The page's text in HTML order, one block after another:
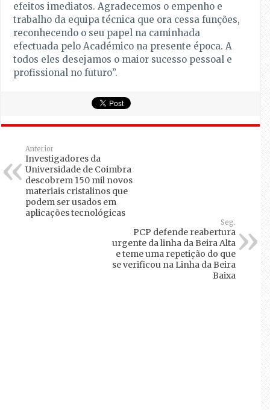
efeitos imediatos. Agradecemos o empenho e
trabalho da equipa técnica que ora cessa funções,
reconhecendo o seu papel na caminhada
efectuada pelo Académico na presente época. A
todos eles desejamos o maior sucesso pessoal e
profissional no futuro”.
Anterior
Investigadores da
Universidade de Coimbra
descobrem 150 mil novos
materiais cristalinos que
podem ser usados em
aplicações tecnológicas
Seg.
PCP defende reabertura
urgente da linha da Beira Alta
e teme uma repetição do que
se verificou na Linha da Beira
Baixa